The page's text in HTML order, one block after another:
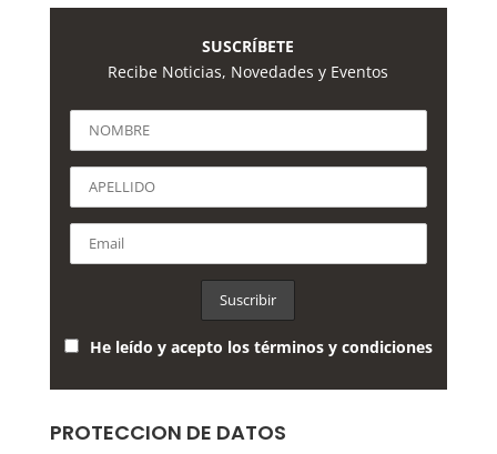
SUSCRÍBETE
Recibe Noticias, Novedades y Eventos
He leído y acepto los términos y condiciones
PROTECCION DE DATOS